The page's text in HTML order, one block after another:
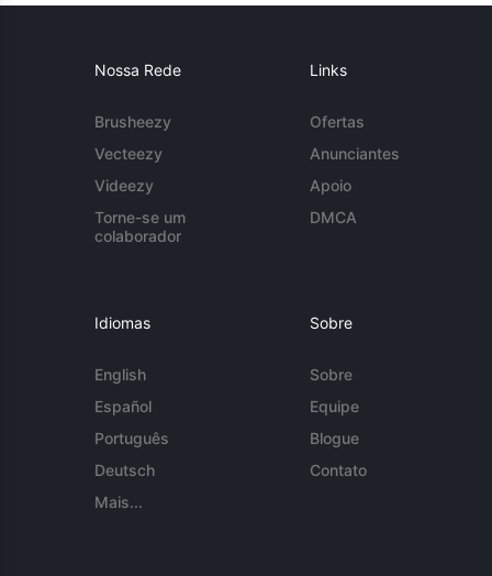
Nossa Rede
Brusheezy
Vecteezy
Videezy
Torne-se um
colaborador
Links
Ofertas
Anunciantes
Apoio
DMCA
Idiomas
English
Español
Português
Deutsch
Mais...
Sobre
Sobre
Equipe
Blogue
Contato